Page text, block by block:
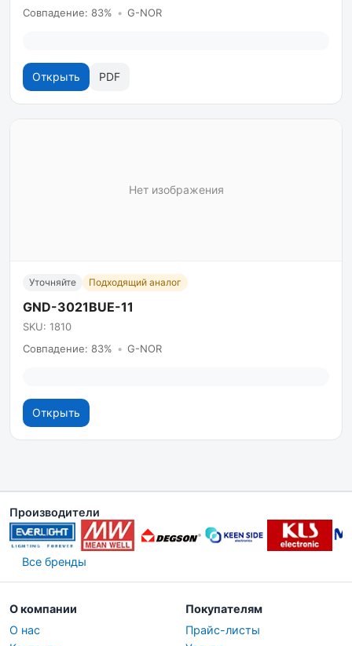
Совпадение: 83% • G-NOR
Открыть PDF
Нет изображения
Уточняйте Подходящий аналог
GND-3021BUE-11
SKU: 1810
Совпадение: 83% • G-NOR
Открыть
Производители
Все бренды
О компании
О нас
Покупателям
Прайс-листы